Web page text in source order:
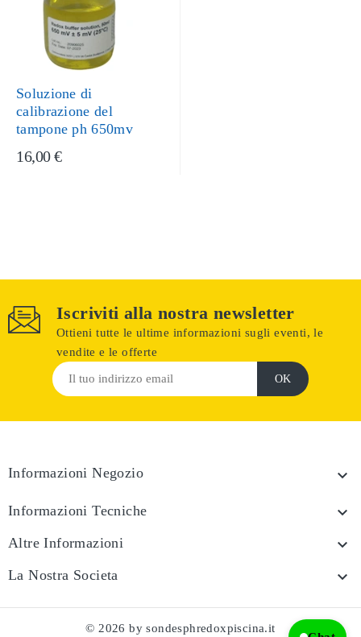
Soluzione di
calibrazione del
tampone ph 650mv
16,00 €
Iscriviti alla nostra newsletter
Ottieni tutte le ultime informazioni sugli eventi, le
vendite e le offerte
Informazioni Negozio 
Informazioni Tecniche 
Altre Informazioni 
La Nostra Societa 
© 2026 by sondesphredoxpiscina.it